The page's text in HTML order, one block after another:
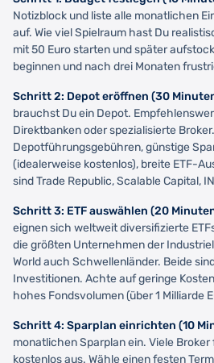
Notizblock und liste alle monatlichen
auf. Wie viel Spielraum hast Du
mit 50 Euro starten und später
beginnen und nach drei Monaten
Schritt 2: Depot eröffnen (30
brauchst Du ein Depot.
Direktbanken oder spezialisierte
Depotführungsgebühren, günstige
(idealerweise kostenlos), breite ETF-
sind Trade Republic, Scalable Capital,
Schritt 3: ETF auswählen (20
eignen sich weltweit diversifizierte
die größten Unternehmen der
World auch Schwellenländer. Beide
Investitionen. Achte auf geringe
hohes Fondsvolumen (über 1 Milliarde
Schritt 4: Sparplan einrichten (10
monatlichen Sparplan ein. Viele
kostenlos aus. Wähle einen festen